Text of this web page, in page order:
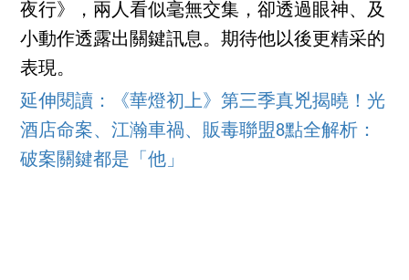
夜行》，兩人看似毫無交集，卻透過眼神、及
小動作透露出關鍵訊息。期待他以後更精采的
表現。
延伸閱讀：《華燈初上》第三季真兇揭曉！光
酒店命案、江瀚車禍、販毒聯盟8點全解析：
破案關鍵都是「他」